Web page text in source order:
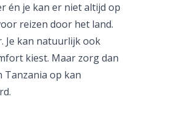
én je kan er niet altijd op
reizen door het land.
Je kan natuurlijk ook
kiest. Maar zorg dan
Tanzania op kan